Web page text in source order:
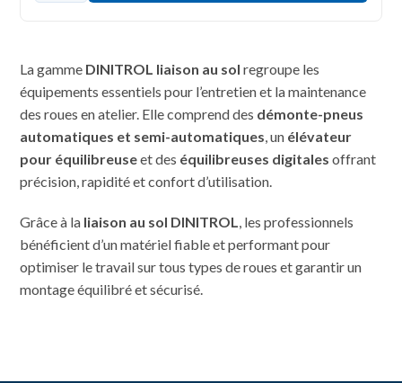
La gamme DINITROL liaison au sol regroupe les
équipements essentiels pour l’entretien et la maintenance
des roues en atelier. Elle comprend des démonte-pneus
automatiques et semi-automatiques, un élévateur
pour équilibreuseet des équilibreuses digitales offrant
précision, rapidité et confort d’utilisation.
Grâce à la liaison au sol DINITROL, les professionnels
bénéficient d’un matériel fiable et performant pour
optimiser le travail sur tous types de roues et garantir un
montage équilibré et sécurisé.